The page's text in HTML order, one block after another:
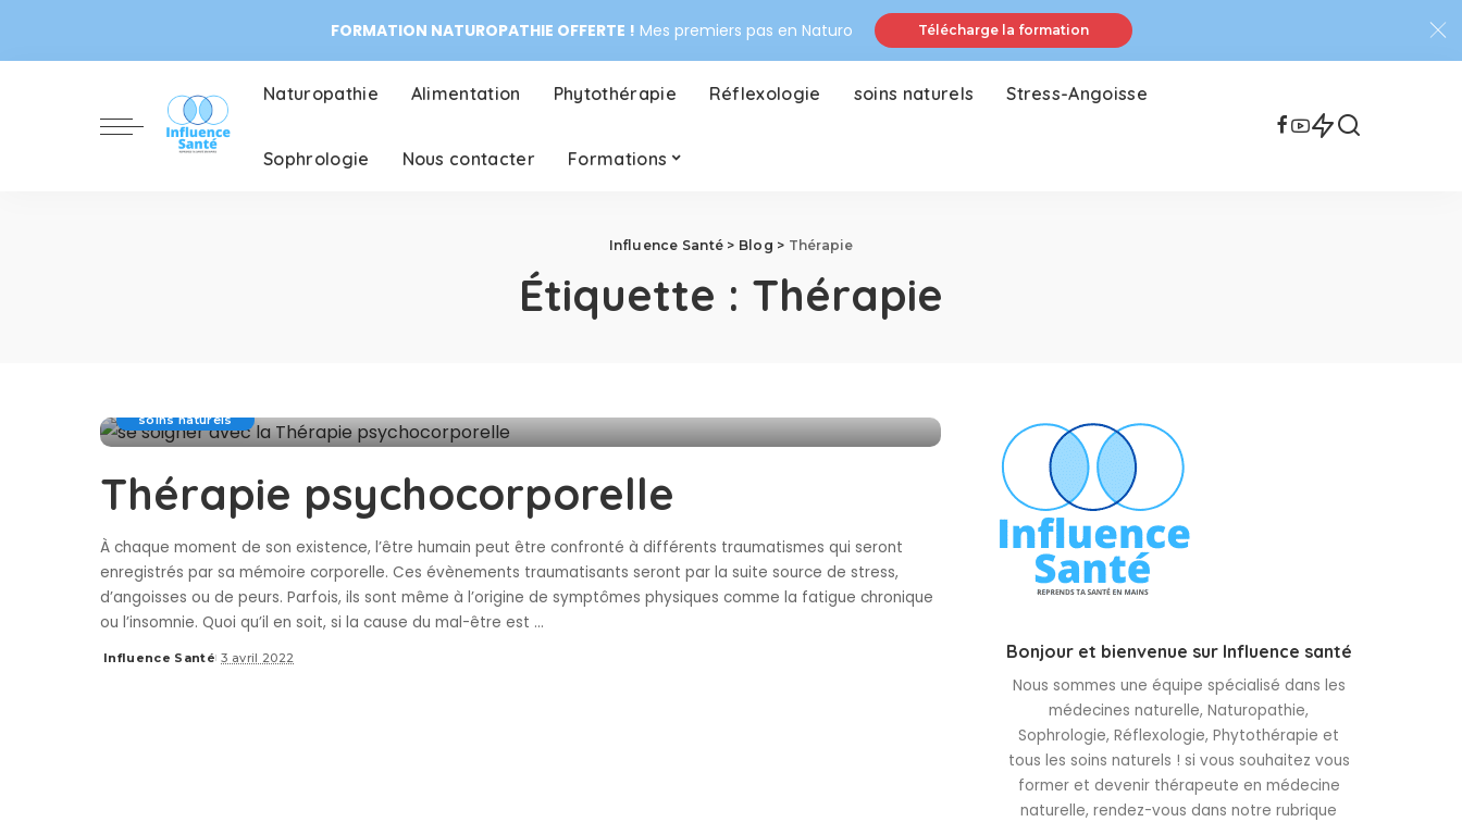
FORMATION NATUROPATHIE OFFERTE ! Mes premiers pas en Naturo Télécharge la formation
Naturopathie Alimentation Phytothérapie Réflexologie soins naturels Stress-Angoisse
Sophrologie Nous contacter Formations
Influence Santé > Blog > Thérapie
Étiquette : Thérapie
soins naturels
Thérapie psychocorporelle
À chaque moment de son existence, l’être humain peut être confronté à différents traumatismes qui seront
enregistrés par sa mémoire corporelle. Ces évènements traumatisants seront par la suite source de stress,
d’angoisses ou de peurs. Parfois, ils sont même à l’origine de symptômes physiques comme la fatigue chronique
ou l’insomnie. Quoi qu’il en soit, si la cause du mal-être est ...
Posted
Influence Santé 3 avril 2022 Bonjour et bienvenue sur Influence santé
Nous sommes une équipe spécialisé dans les
médecines naturelle, Naturopathie,
Sophrologie, Réflexologie, Phytothérapie et
tous les soins naturels ! si vous souhaitez vous
former et devenir thérapeute en médecine
naturelle, rendez-vous dans notre rubrique